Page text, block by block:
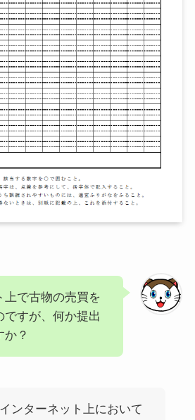
上で古物の売買を
ですが、何か提出
か？
ンターネット上において